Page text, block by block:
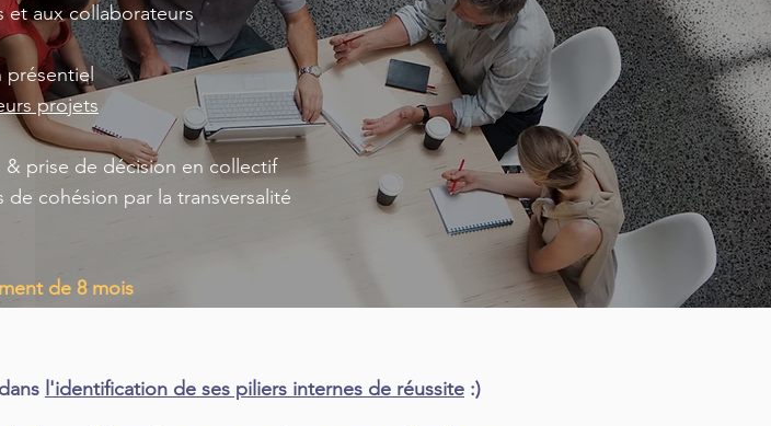
et aux collaborateurs
projets
prise de décision en collectif
cohésion par la transversalité
de 8 mois
l'identification de ses piliers internes de réussite :)